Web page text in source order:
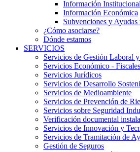
Información Institucional
Información Económica
Subvenciones y Ayudas
¿Cómo asociarse?
Dónde estamos
SERVICIOS
Servicios de Gestión Laboral
Servicios Económico - Fiscales
Servicios Jurídicos
Servicios de Desarrollo
Servicios de Medioambiente
Servicios de Prevención de
Servicios sobre Seguridad
Verificación documental
Servicios de Innovación y
Servicios de Tramitación de
Gestión de Seguros